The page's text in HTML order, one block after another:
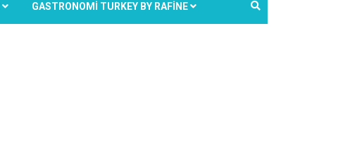
GASTRONOMİ TURKEY BY RAFİNE